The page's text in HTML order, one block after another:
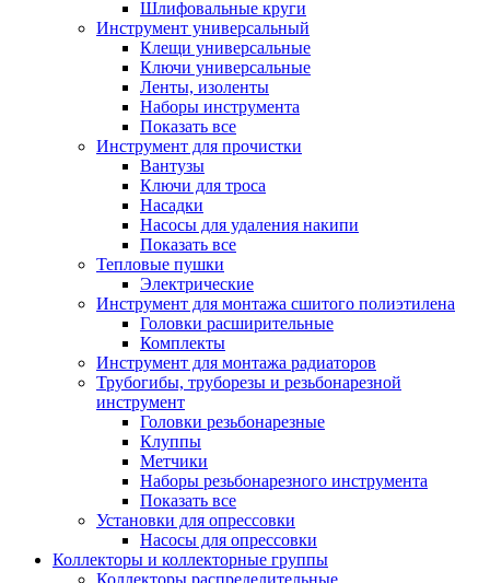
Шлифовальные круги
Инструмент универсальный
Клещи универсальные
Ключи универсальные
Ленты, изоленты
Наборы инструмента
Показать все
Инструмент для прочистки
Вантузы
Ключи для троса
Насадки
Насосы для удаления накипи
Показать все
Тепловые пушки
Электрические
Инструмент для монтажа сшитого полиэтилена
Головки расширительные
Комплекты
Инструмент для монтажа радиаторов
Трубогибы, труборезы и резьбонарезной
инструмент
Головки резьбонарезные
Клуппы
Метчики
Наборы резьбонарезного инструмента
Показать все
Установки для опрессовки
Насосы для опрессовки
Коллекторы и коллекторные группы
Коллекторы распределительные